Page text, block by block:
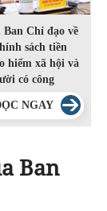
Chỉ đạo về
sách tiền
hiểm xã hội và
có công
NGAY
Ban